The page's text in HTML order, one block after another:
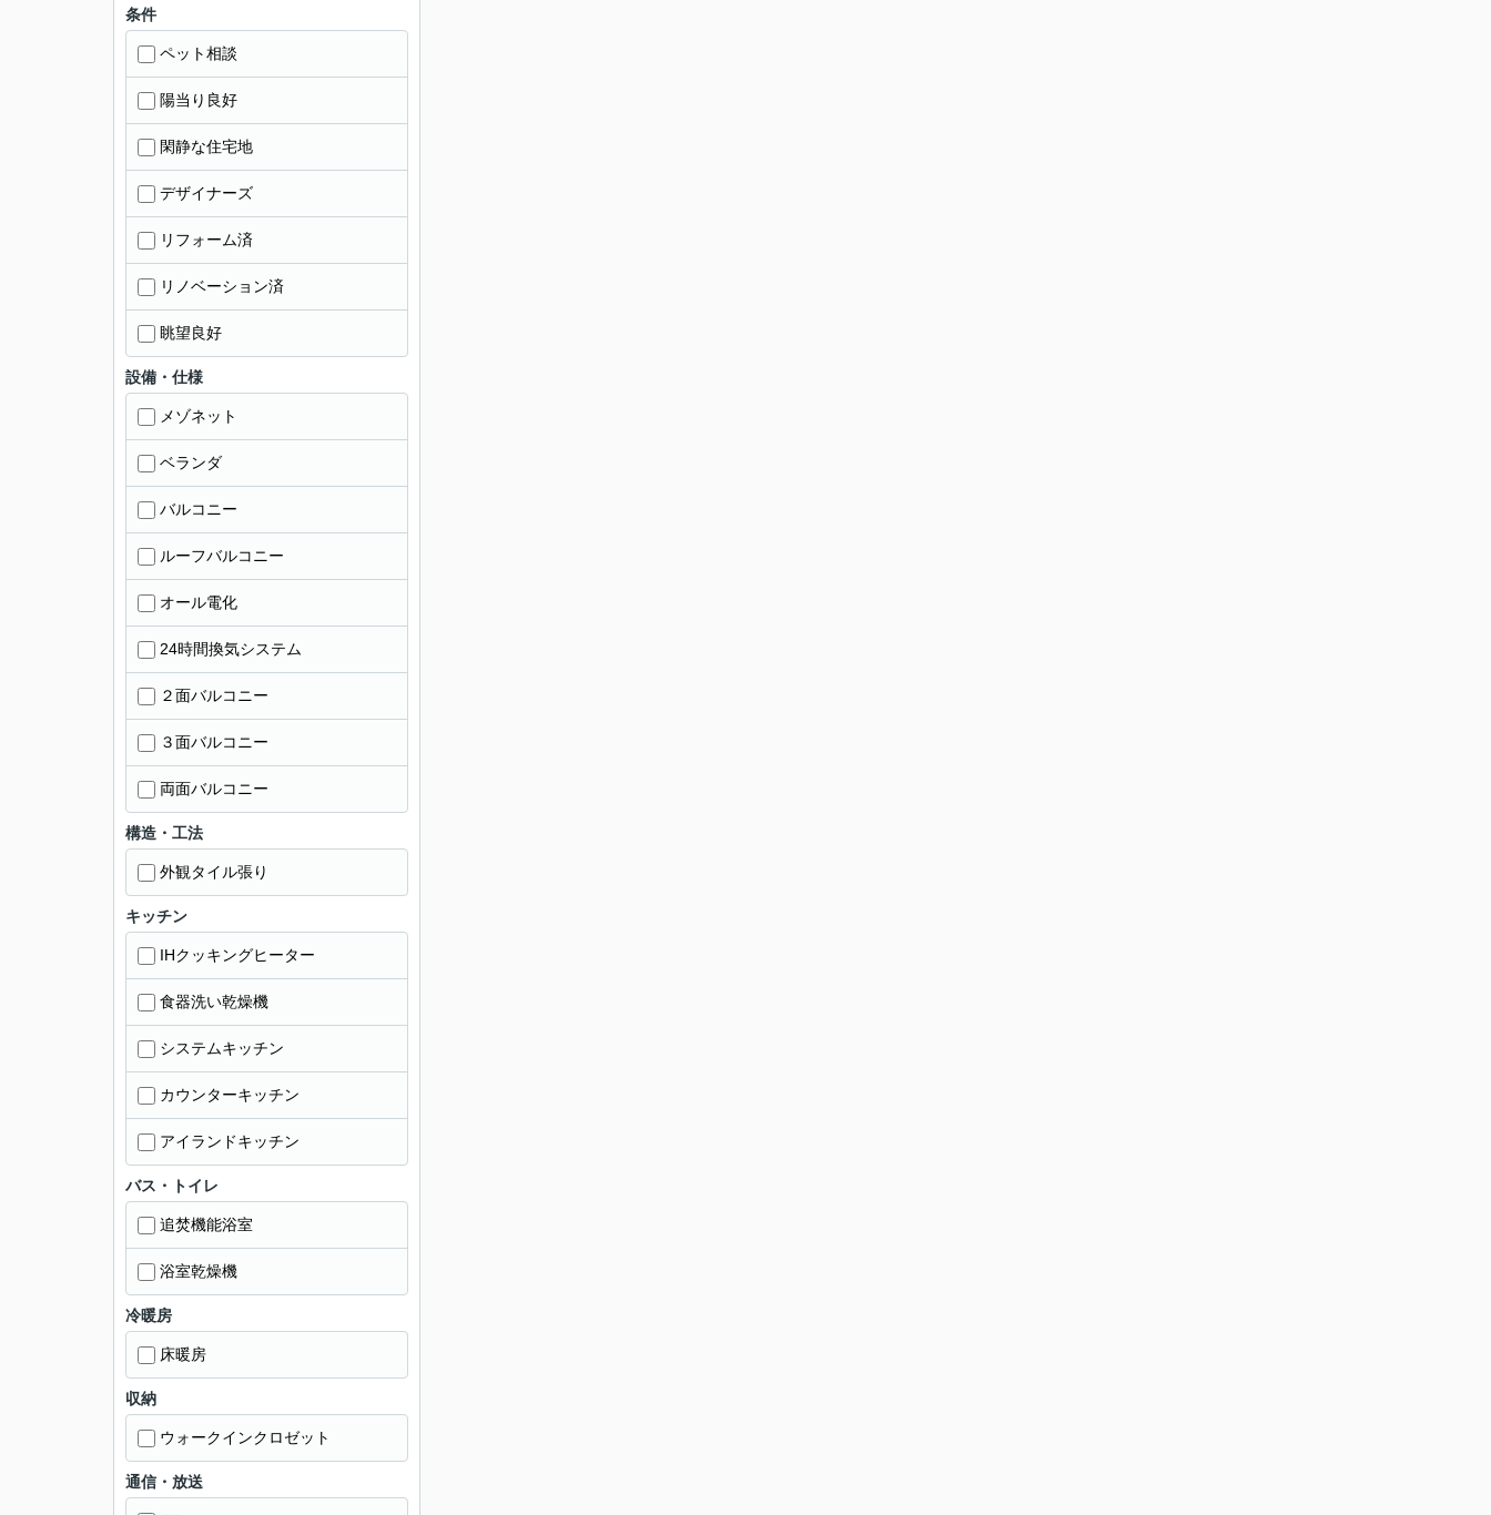
条件
ペット相談
陽当り良好
閑静な住宅地
デザイナーズ
リフォーム済
リノベーション済
眺望良好
設備・仕様
メゾネット
ベランダ
バルコニー
ルーフバルコニー
オール電化
24時間換気システム
２面バルコニー
３面バルコニー
両面バルコニー
構造・工法
外観タイル張り
キッチン
IHクッキングヒーター
食器洗い乾燥機
システムキッチン
カウンターキッチン
アイランドキッチン
バス・トイレ
追焚機能浴室
浴室乾燥機
冷暖房
床暖房
収納
ウォークインクロゼット
通信・放送